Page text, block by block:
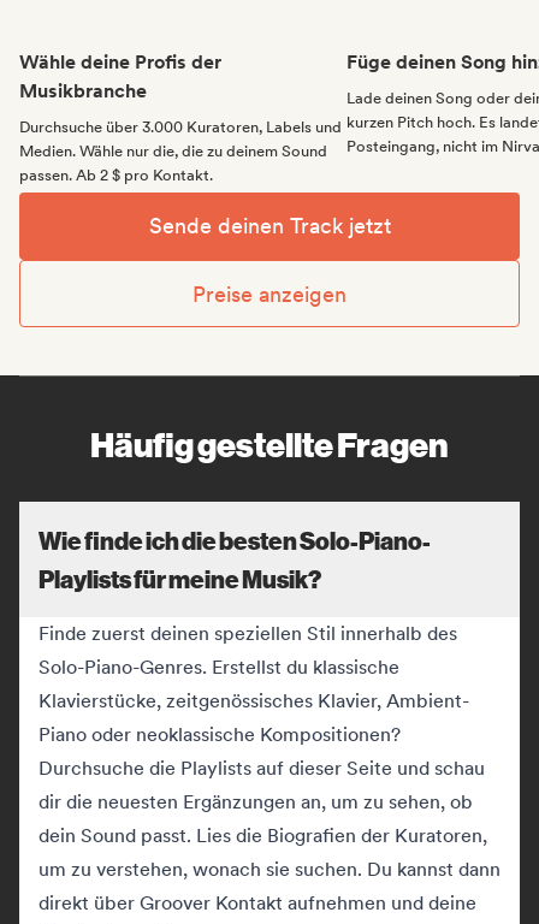
Wähle deine Profis der
Musikbranche
Durchsuche über 3.000 Kuratoren, Labels und
Medien. Wähle nur die, die zu deinem Sound
passen. Ab 2 $ pro Kontakt.
Füge deinen Song
Lade deinen Song oder
kurzen Pitch hoch. Es
Posteingang, nicht im
Sende deinen Track jetzt
Preise anzeigen
Häufig gestellte Fragen
Wie finde ich die besten Solo-Piano-
Playlists für meine Musik?
Finde zuerst deinen speziellen Stil innerhalb des
Solo-Piano-Genres. Erstellst du klassische
Klavierstücke, zeitgenössisches Klavier, Ambient-
Piano oder neoklassische Kompositionen?
Durchsuche die Playlists auf dieser Seite und schau
dir die neuesten Ergänzungen an, um zu sehen, ob
dein Sound passt. Lies die Biografien der Kuratoren,
um zu verstehen, wonach sie suchen. Du kannst dann
direkt über Groover Kontakt aufnehmen und deine